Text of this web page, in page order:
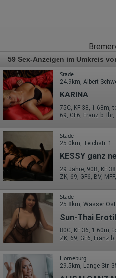
59 Sex-Anzeigen im Umkreis
Stade
24.9km, Albert-
KARINA
75C, KF 38, 1.68m,
Stade
25.0km, Teichstr. 1
KESSY ganz
ZK, 69, GF6, BV,
Stade
25.8km, Wasser
Sun-Thai
80C, KF 36, 1.60m,
Horneburg
29.5km, Lange Str.